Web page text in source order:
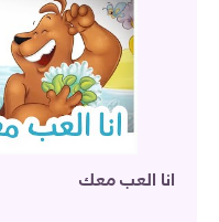
انا العب معك